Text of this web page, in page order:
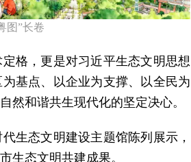
图”长卷
格，更是对习近平生态文明思想
基点、以企业为支撑、以全民为
然和谐共生现代化的坚定决心。
生态文明建设主题馆陈列展示，
生态文明共建成果。